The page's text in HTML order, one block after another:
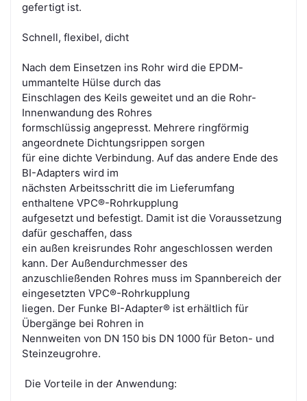
gefertigt ist.
Schnell, flexibel, dicht
Nach dem Einsetzen ins Rohr wird die EPDM-
ummantelte Hülse durch das
Einschlagen des Keils geweitet und an die Rohr-
Innenwandung des Rohres
formschlüssig angepresst. Mehrere ringförmig
angeordnete Dichtungsrippen sorgen
für eine dichte Verbindung. Auf das andere Ende des
BI-Adapters wird im
nächsten Arbeitsschritt die im Lieferumfang
enthaltene VPC®-Rohrkupplung
aufgesetzt und befestigt. Damit ist die Voraussetzung
dafür geschaffen, dass
ein außen kreisrundes Rohr angeschlossen werden
kann. Der Außendurchmesser des
anzuschließenden Rohres muss im Spannbereich der
eingesetzten VPC®-Rohrkupplung
liegen. Der Funke BI-Adapter® ist erhältlich für
Übergänge bei Rohren in
Nennweiten von DN 150 bis DN 1000 für Beton- und
Steinzeugrohre.
Die Vorteile in der Anwendung: